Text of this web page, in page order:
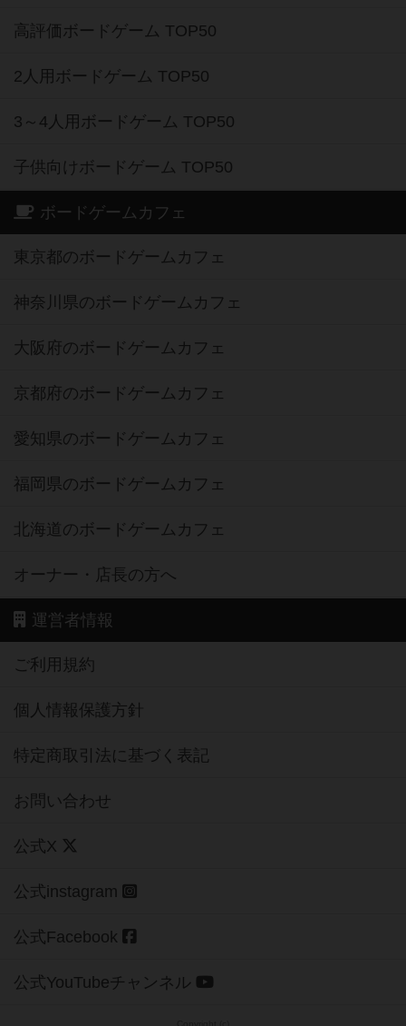
高評価ボードゲーム TOP50
2人用ボードゲーム TOP50
3～4人用ボードゲーム TOP50
子供向けボードゲーム TOP50
ボードゲームカフェ
東京都のボードゲームカフェ
神奈川県のボードゲームカフェ
大阪府のボードゲームカフェ
京都府のボードゲームカフェ
愛知県のボードゲームカフェ
福岡県のボードゲームカフェ
北海道のボードゲームカフェ
オーナー・店長の方へ
運営者情報
ご利用規約
個人情報保護方針
特定商取引法に基づく表記
お問い合わせ
公式X
公式instagram
公式Facebook
公式YouTubeチャンネル